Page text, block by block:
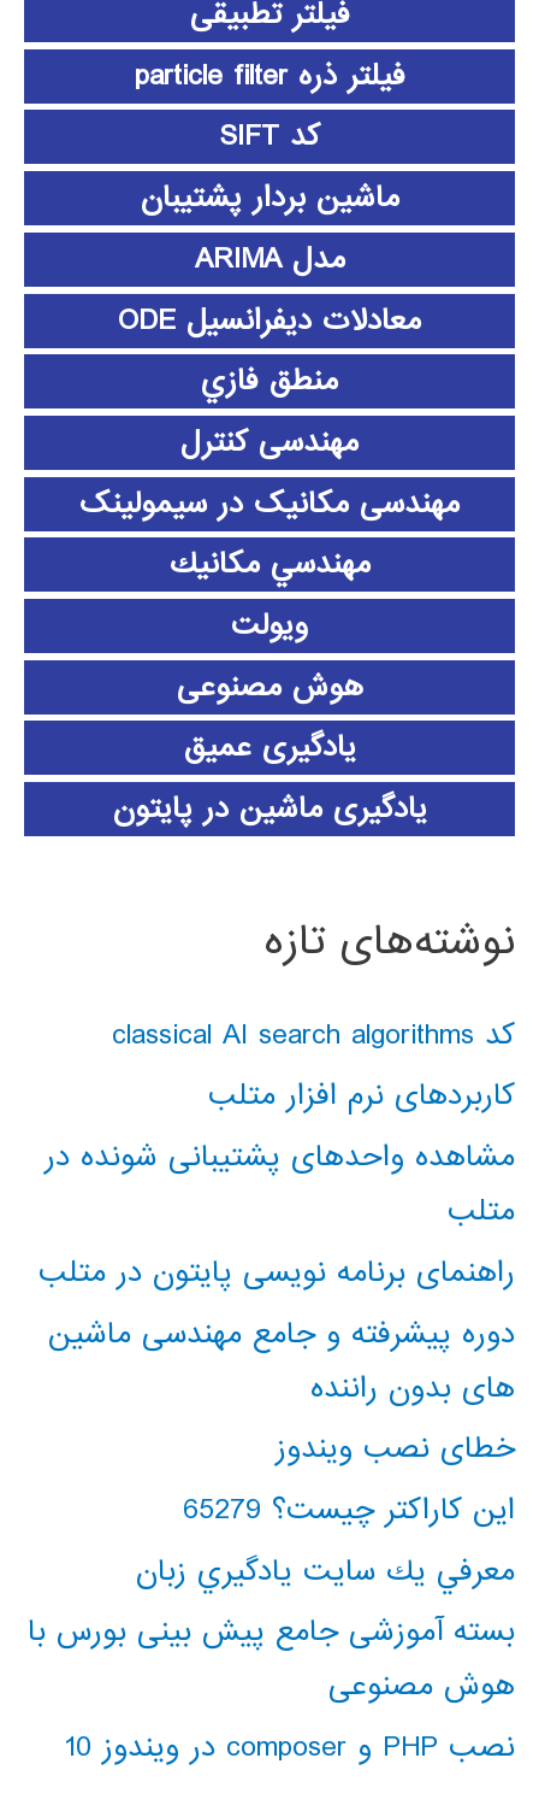
فیلتر تطبیقی
فیلتر ذره particle filter
کد SIFT
ماشین بردار پشتیبان
مدل ARIMA
معادلات دیفرانسیل ODE
منطق فازي
مهندسی کنترل
مهندسی مکانیک در سیمولینک
مهندسي مكانيك
ویولت
هوش مصنوعی
یادگیری عمیق
یادگیری ماشین در پایتون
نوشته‌های تازه
کد classical AI search algorithms
کاربردهای نرم افزار متلب
مشاهده واحدهای پشتیبانی شونده در
متلب
راهنمای برنامه نویسی پایتون در متلب
دوره پیشرفته و جامع مهندسی ماشین
های بدون راننده
خطای نصب ویندوز
این کاراکتر چیست؟ 65279
معرفي يك سايت يادگيري زبان
بسته آموزشی جامع پیش بینی بورس با
هوش مصنوعی
نصب PHP و composer در ویندوز 10